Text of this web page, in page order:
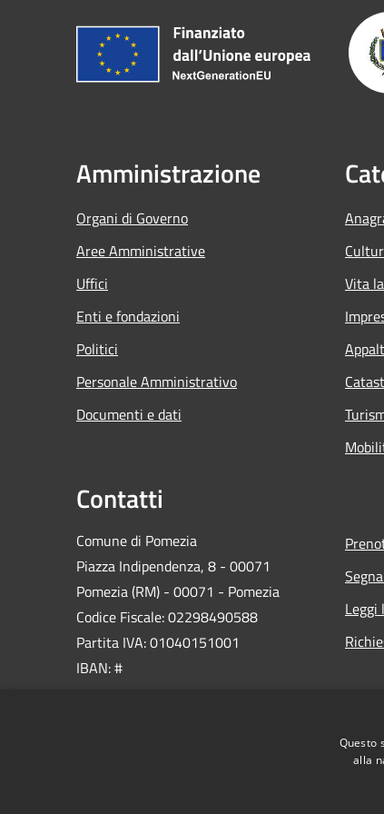
Amministrazione
Organi di Governo
Aree Amministrative
Uffici
Enti e fondazioni
Politici
Personale Amministrativo
Documenti e dati
Vita
Contatti
Comune di Pomezia
Piazza Indipendenza, 8 - 00071
Pomezia (RM) - 00071 - Pomezia
Codice Fiscale: 02298490588
Partita IVA: 01040151001
IBAN: #
Leggi
Questo
alla